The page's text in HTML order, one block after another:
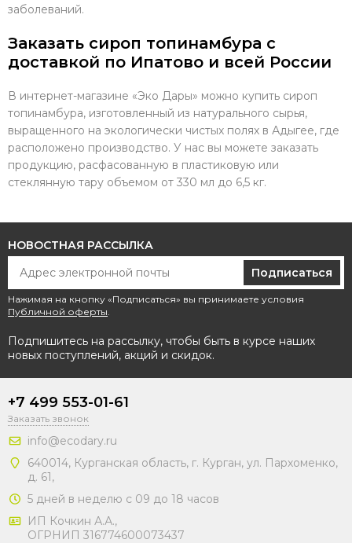
заболеваний.
Заказать сироп топинамбура с
доставкой по Ипатово и всей России
В интернет-магазине «Эко Дары» можно купить сироп
топинамбура, изготовленный из натурального сырья,
выращенного на экологически чистых полях в Адыгее, где
расположено производство. У нас вы можете заказать
продукцию, расфасованную в пластиковую или
стеклянную тару объемом от 330 мл до 6,5 кг.
НОВОСТНАЯ РАССЫЛКА
Подписаться
Нажимая на кнопку «Подписаться» вы принимаете условия
Публичной оферты.
Подпишитесь на рассылку, чтобы быть в курсе наших
новых поступлений, акций и скидок.
+7 499 553-01-61
Заказать звонок
info@ecodary.ru
640014, Курганская область, г. Курган, ул. Пархоменко,
д. 61,
5 дней в неделю с 09 до 18 часов
ИП Кочкин А.А.,
ОГРНИП 316774600073437